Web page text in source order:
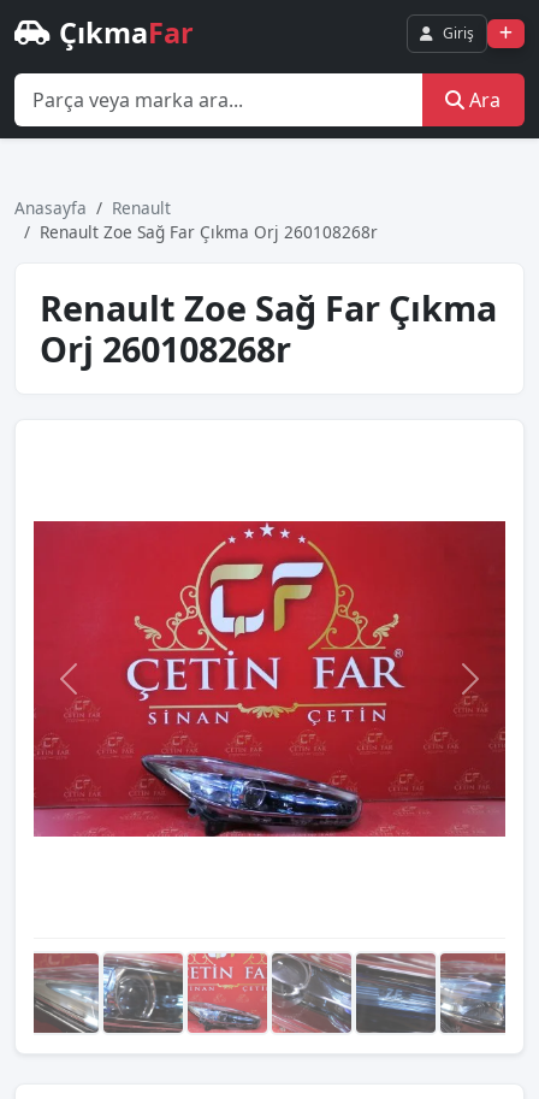
ÇıkmaFar Giriş
Ara
Anasayfa
Renault
Renault Zoe Sağ Far Çıkma Orj 260108268r
Renault Zoe Sağ Far Çıkma
Orj 260108268r